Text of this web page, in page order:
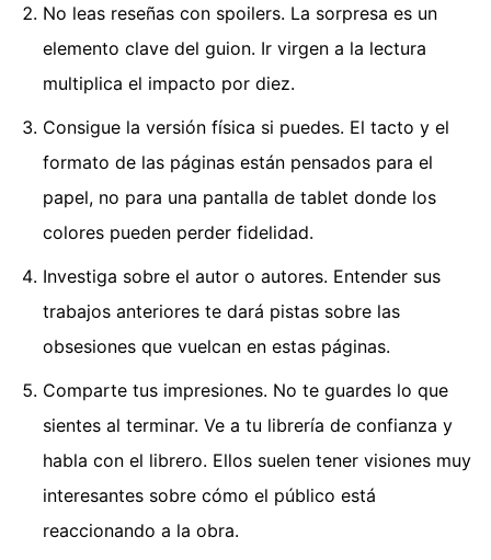
No leas reseñas con spoilers. La sorpresa es un
elemento clave del guion. Ir virgen a la lectura
multiplica el impacto por diez.
Consigue la versión física si puedes. El tacto y el
formato de las páginas están pensados para el
papel, no para una pantalla de tablet donde los
colores pueden perder fidelidad.
Investiga sobre el autor o autores. Entender sus
trabajos anteriores te dará pistas sobre las
obsesiones que vuelcan en estas páginas.
Comparte tus impresiones. No te guardes lo que
sientes al terminar. Ve a tu librería de confianza y
habla con el librero. Ellos suelen tener visiones muy
interesantes sobre cómo el público está
reaccionando a la obra.